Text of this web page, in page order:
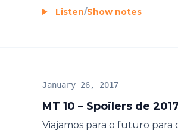
Listen/Show notes
MT 10 – Spoilers de 2017
January 26, 2017
Viajamos para o futuro para